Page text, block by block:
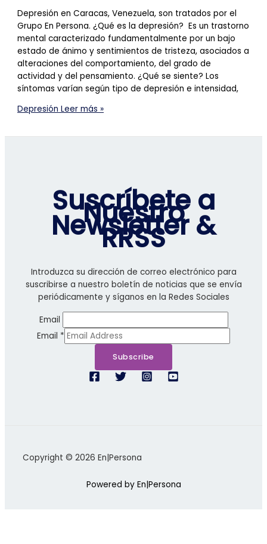
Depresión en Caracas, Venezuela, son tratados por el
Grupo En Persona. ¿Qué es la depresión? Es un trastorno
mental caracterizado fundamentalmente por un bajo
estado de ánimo y sentimientos de tristeza, asociados a
alteraciones del comportamiento, del grado de
actividad y del pensamiento. ¿Qué se siente? Los
síntomas varían según tipo de depresión e intensidad,
Depresión Leer más »
Suscríbete a
Nuestro
Newsletter &
RRSS
Introduzca su dirección de correo electrónico para
suscribirse a nuestro boletín de noticias que se envía
periódicamente y síganos en la Redes Sociales
Email
Email *
Subscribe
Copyright © 2026 En|Persona
Powered by En|Persona